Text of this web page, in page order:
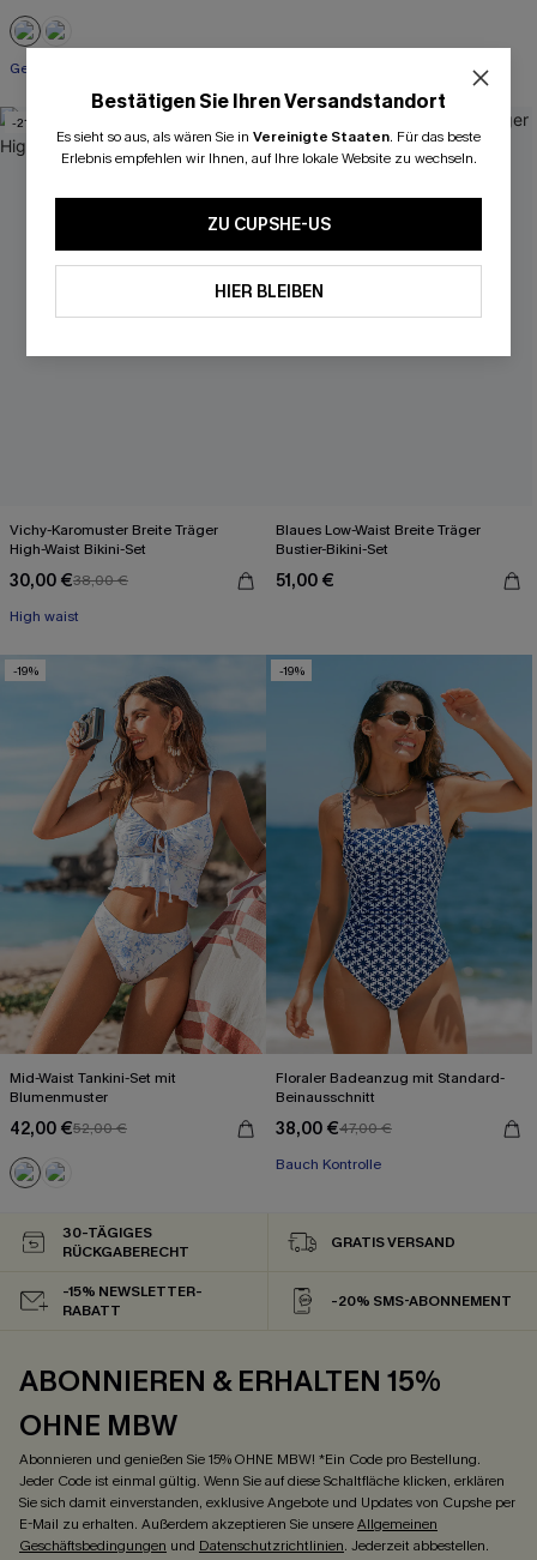
Gesmokt
-21%
Vichy-Karomuster Breite Träger
High-Waist Bikini-Set
30,00 €38,00 €
High waist
Blaues Low-Waist Breite Träger
Bustier-Bikini-Set
51,00 €
-19%
Mid-Waist Tankini-Set mit
Blumenmuster
42,00 €52,00 €
-19%
Floraler Badeanzug mit Standard-
Beinausschnitt
38,00 €47,00 €
Bauch Kontrolle
Bestätigen Sie Ihren Versandstandort
Es sieht so aus, als wären Sie in Vereinigte Staaten. Für das beste
Erlebnis empfehlen wir Ihnen, auf Ihre lokale Website zu wechseln.
ZU CUPSHE-US
HIER BLEIBEN
30-TÄGIGES
RÜCKGABERECHT
GRATIS VERSAND
-15% NEWSLETTER-
RABATT
-20% SMS-ABONNEMENT
ABONNIEREN & ERHALTEN 15%
OHNE MBW
Abonnieren und genießen Sie 15% OHNE MBW! *Ein Code pro Bestellung.
Jeder Code ist einmal gültig. Wenn Sie auf diese Schaltfläche klicken, erklären
Sie sich damit einverstanden, exklusive Angebote und Updates von Cupshe per
E-Mail zu erhalten. Außerdem akzeptieren Sie unsereAllgemeinen
Geschäftsbedingungen und Datenschutzrichtlinien. Jederzeit abbestellen.